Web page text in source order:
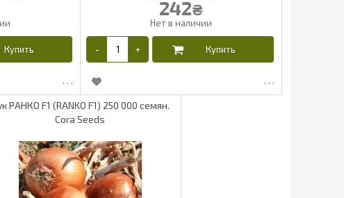
242₴
РАНКО F1 (RANKO F1) 250 000 семян.
Cora Seeds